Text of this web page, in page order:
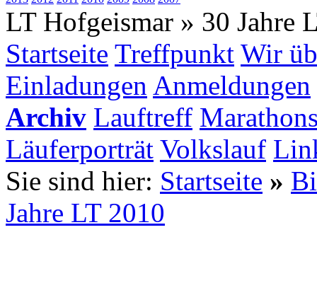
LT Hofgeismar » 30 Jahre
Startseite Treffpunkt Wir
Einladungen Anmeldungen
Archiv Lauftreff
Läuferporträt Volkslauf
Sie sind hier: Startseite »
Jahre LT 2010